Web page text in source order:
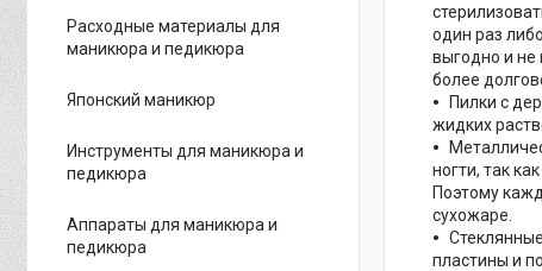
один раз
выгодно и не
более
Пилки с
жидких
ногти, так
Поэтому
сухожаре.
пластины и
Расходные материалы для
маникюра и педикюра
Японский маникюр
Инструменты для маникюра и
педикюра
Аппараты для маникюра и
педикюра